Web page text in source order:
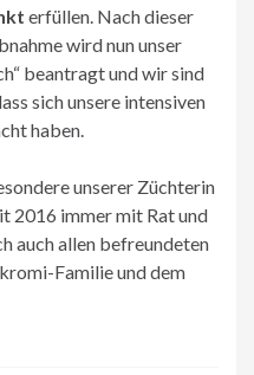
erfüllen. Nach dieser
wird nun unser
beantragt und wir sind
sich unsere intensiven
haben.
unserer Züchterin
2016 immer mit Rat und
auch allen befreundeten
Familie und dem